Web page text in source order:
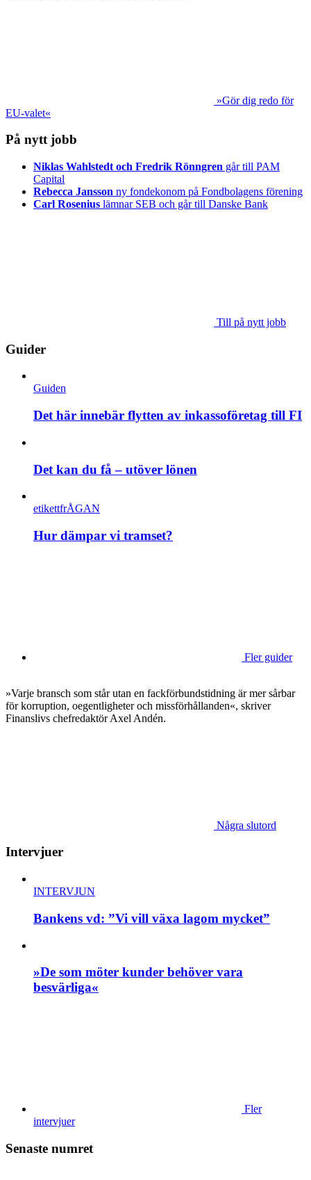
»Gör dig redo för
EU-valet«
På nytt jobb
Niklas Wahlstedt och Fredrik Rönngren går till PAM
Capital
Rebecca Jansson ny fondekonom på Fondbolagens förening
Carl Rosenius lämnar SEB och går till Danske Bank
Till på nytt jobb
Guider
Guiden
Det här innebär flytten av inkassoföretag till FI
Det kan du få – utöver lönen
etikettfrÅGAN
Hur dämpar vi tramset?
Fler guider
»Varje bransch som står utan en fackförbundstidning är mer sårbar
för korruption, oegentligheter och missförhållanden«, skriver
Finanslivs chefredaktör Axel Andén.
Några slutord
Intervjuer
INTERVJUN
Bankens vd: ”Vi vill växa lagom mycket”
»De som möter kunder behöver vara
besvärliga«
Fler
intervjuer
Senaste numret